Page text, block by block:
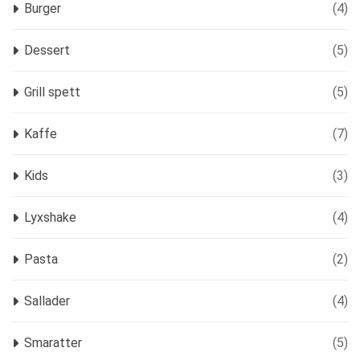
Burger (4)
Dessert (5)
Grill spett (5)
Kaffe (7)
Kids (3)
Lyxshake (4)
Pasta (2)
Sallader (4)
Smaratter (5)